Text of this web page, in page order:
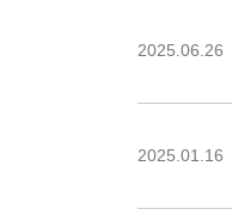
2025.06.26
2025.01.16